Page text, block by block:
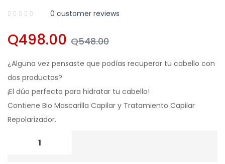
0 customer reviews
Q498.00 Q548.00
¿Alguna vez pensaste que podías recuperar tu cabello con
dos productos?
¡El dúo perfecto para hidratar tu cabello!
Contiene Bio Mascarilla Capilar y Tratamiento Capilar
Repolarizador.